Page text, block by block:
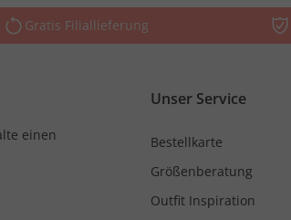
Gratis Filiallieferung
einen
Unser Service
Bestellkarte
Größenberatung
Outfit Inspiration